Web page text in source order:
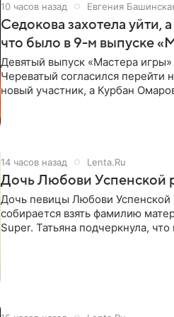
10 часов назад Евгения
Седокова захотела
что было в 9-м выпуске
Девятый выпуск «Мастера
Череватый согласился перейти
новый участник, а Курбан
14 часов назад Lenta.Ru
Дочь Любови Успенской
Дочь певицы Любови Успенской
собирается взять фамилию
Super. Татьяна подчеркнула,